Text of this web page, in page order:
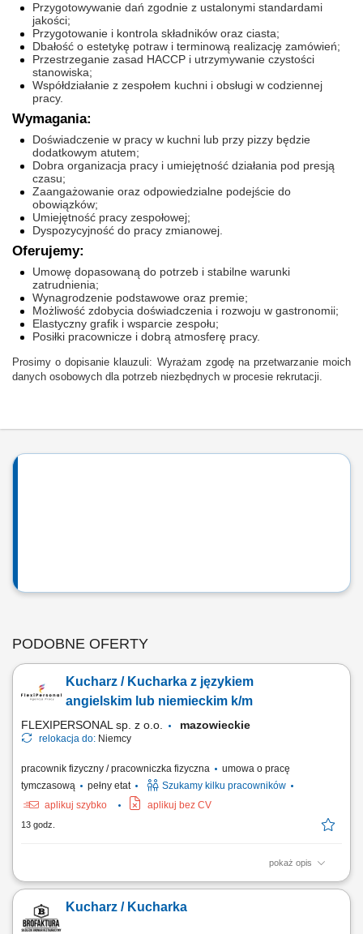
Przygotowywanie dań zgodnie z ustalonymi standardami
jakości;
Przygotowanie i kontrola składników oraz ciasta;
Dbałość o estetykę potraw i terminową realizację zamówień;
Przestrzeganie zasad HACCP i utrzymywanie czystości
stanowiska;
Współdziałanie z zespołem kuchni i obsługi w codziennej
pracy.
Wymagania:
Doświadczenie w pracy w kuchni lub przy pizzy będzie
dodatkowym atutem;
Dobra organizacja pracy i umiejętność działania pod presją
czasu;
Zaangażowanie oraz odpowiedzialne podejście do
obowiązków;
Umiejętność pracy zespołowej;
Dyspozycyjność do pracy zmianowej.
Oferujemy:
Umowę dopasowaną do potrzeb i stabilne warunki
zatrudnienia;
Wynagrodzenie podstawowe oraz premie;
Możliwość zdobycia doświadczenia i rozwoju w gastronomii;
Elastyczny grafik i wsparcie zespołu;
Posiłki pracownicze i dobrą atmosferę pracy.
Prosimy o dopisanie klauzuli: Wyrażam zgodę na przetwarzanie moich
danych osobowych dla potrzeb niezbędnych w procesie rekrutacji.
PODOBNE OFERTY
Kucharz / Kucharka z językiem
angielskim lub niemieckim k/m
FLEXIPERSONAL sp. z o.o. mazowieckie
relokacja do: Niemcy
pracownik fizyczny / pracowniczka fizyczna
umowa o pracę
tymczasową
pełny etat
Szukamy kilku pracowników
aplikuj szybko
aplikuj bez CV
13 godz.
pokaż opis
Opis stanowiska Kompleksowe przyrządzanie oraz estetyczne
jakości, walorów smakowych oraz prezentacji wydawanych dań.
Bieżące zarządzanie stanem magazynowym oraz optymalizacja
Kucharz / Kucharka